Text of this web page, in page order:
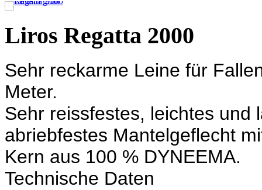
Liros Regatta 2000
Sehr reckarme Leine für
Meter.
Sehr reissfestes, leichtes und
abriebfestes Mantelgeflecht
Kern aus 100 % DYNEEMA.
Technische Daten